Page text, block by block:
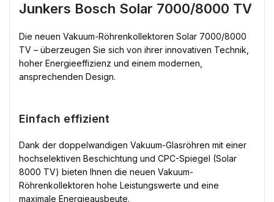
Junkers Bosch Solar 7000/8000 TV
Die neuen Vakuum-Röhrenkollektoren Solar 7000/8000
TV – überzeugen Sie sich von ihrer innovativen Technik,
hoher Energieeffizienz und einem modernen,
ansprechenden Design.
Einfach effizient
Dank der doppelwandigen Vakuum-Glasröhren mit einer
hochselektiven Beschichtung und CPC-Spiegel (Solar
8000 TV) bieten Ihnen die neuen Vakuum-
Röhrenkollektoren hohe Leistungswerte und eine
maximale Energieausbeute.